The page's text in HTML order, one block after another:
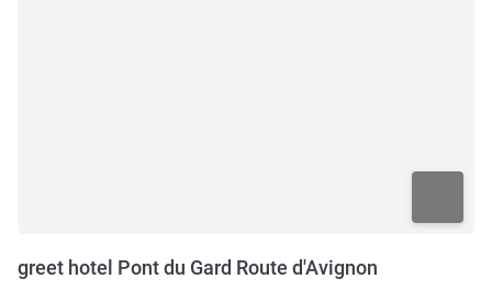
greet hotel Pont du Gard Route d'Avignon